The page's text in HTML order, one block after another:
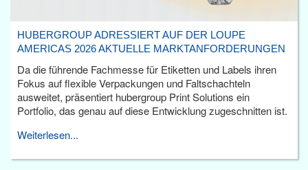
HUBERGROUP ADRESSIERT AUF DER LOUPE
AMERICAS 2026 AKTUELLE MARKTANFORDERUNGEN
Da die führende Fachmesse für Etiketten und Labels ihren
Fokus auf flexible Verpackungen und Faltschachteln
ausweitet, präsentiert hubergroup Print Solutions ein
Portfolio, das genau auf diese Entwicklung zugeschnitten ist.
Weiterlesen...